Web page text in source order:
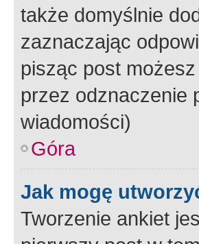
także domyślnie
zaznaczając
pisząc post
przez odznaczenie
wiadomości)
Góra
Jak mogę
Tworzenie ankiet